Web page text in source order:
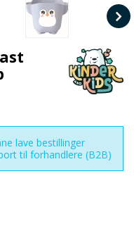
lave bestillinger
til forhandlere (B2B)